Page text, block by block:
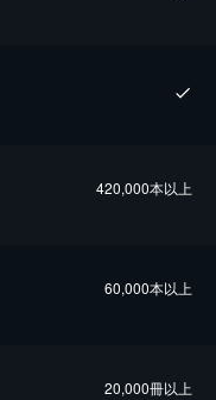
420,000本以上
60,000本以上
20,000冊以上